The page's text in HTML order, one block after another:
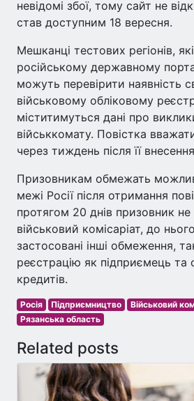
невідомі збої, тому сайт не
став доступним 18 вересня.
Мешканці тестових регіонів,
російському державному
можуть перевірити наявність
військовому обліковому
міститимуться дані про
військкомату. Повістка
через тиждень після її
Призовникам обмежать
межі Росії після отримання
протягом 20 днів призовник не
військовий комісаріат, до
застосовані інші обмеження,
реєстрацію як підприємець та
кредитів.
Росія Підприємництво Військовий
Рязанська область
Related posts